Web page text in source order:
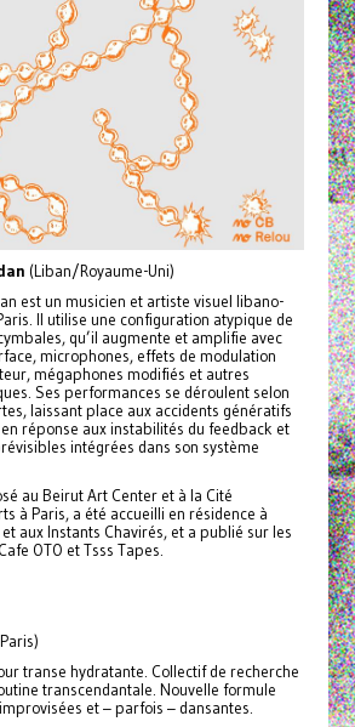
(Liban/Royaume-Uni)
est un musicien et artiste visuel libano-
Il utilise une configuration atypique de
qu’il augmente et amplifie avec
microphones, effets de modulation
mégaphones modifiés et autres
Ses performances se déroulent selon
laissant place aux accidents génératifs
réponse aux instabilités du feedback et
intégrées dans son système
au Beirut Art Center et à la Cité
à Paris, a été accueilli en résidence à
aux Instants Chavirés, et a publié sur les
OTO et Tsss Tapes.
transe hydratante. Collectif de recherche
transcendantale. Nouvelle formule
et – parfois – dansantes.